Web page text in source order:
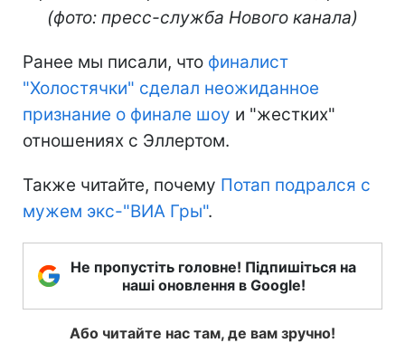
(фото: пресс-служба Нового канала)
Ранее мы писали, что финалист
"Холостячки" сделал неожиданное
признание о финале шоу и "жестких"
отношениях с Эллертом.
Также читайте, почему Потап подрался с
мужем экс-"ВИА Гры".
Не пропустіть головне! Підпишіться на
наші оновлення в Google!
Або читайте нас там, де вам зручно!